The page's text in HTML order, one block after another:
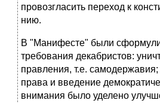
провозгласить переход к
нию.
В "Манифесте" были
требования декаб­ристов:
правления, т.е.
права и введение
внимания было уделено